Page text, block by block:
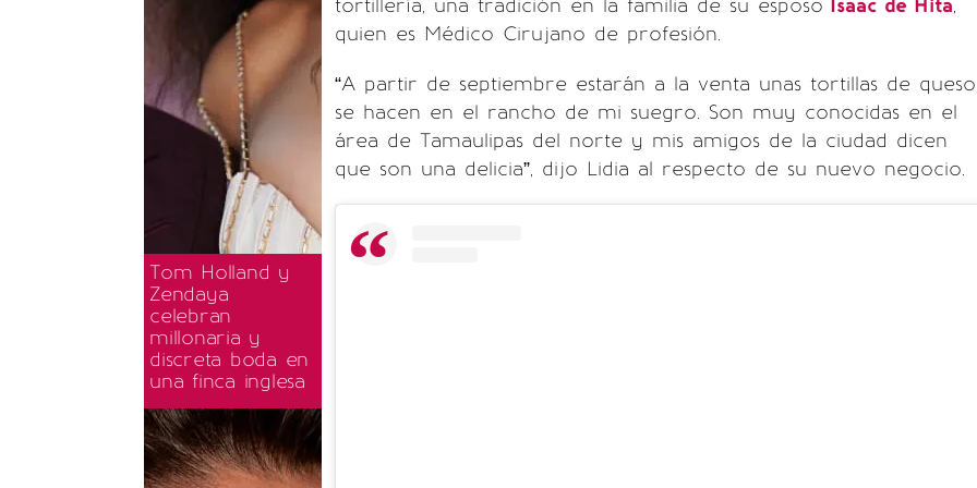
Tom Holland y
Zendaya
celebran
millonaria y
discreta boda en
una finca inglesa
tortillería, una tradición en la familia de su esposo Isaac de Hita,
quien es Médico Cirujano de profesión.
“A partir de septiembre estarán a la venta unas tortillas de
se hacen en el rancho de mi suegro. Son muy conocidas en el
área de Tamaulipas del norte y mis amigos de la ciudad dicen
que son una delicia”, dijo Lidia al respecto de su nuevo negocio.